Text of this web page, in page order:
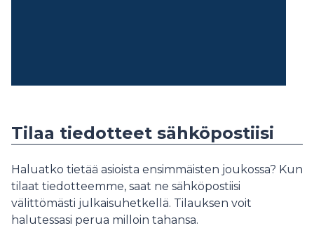
Tilaa tiedotteet sähköpostiisi
Haluatko tietää asioista ensimmäisten joukossa? Kun
tilaat tiedotteemme, saat ne sähköpostiisi
välittömästi julkaisuhetkellä. Tilauksen voit
halutessasi perua milloin tahansa.